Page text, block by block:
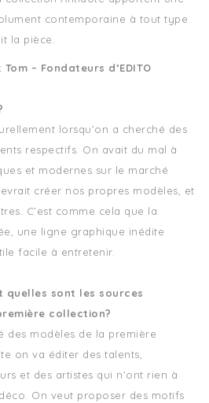
contemporaine à tout type
la pièce.
– Fondateurs d’EDITO
lorsqu’on a cherché des
respectifs. On avait du mal à
et modernes sur le marché
créer nos propres modèles, et
C’est comme cela que la
une ligne graphique inédite
facile à entretenir.
quelles sont les sources
collection?
des modèles de la première
on va éditer des talents,
et des artistes qui n’ont rien à
On veut proposer des motifs